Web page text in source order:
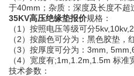
于40mm；杂质：深度及长度不
35KV高压绝缘垫报价规格：
（1）按照电压等级可分
（2）按颜色可分为：黑色胶垫
（3）按厚度可分为：3mm,
（4）宽度有;1m,1.2m,1.5m 标准
技术参数：